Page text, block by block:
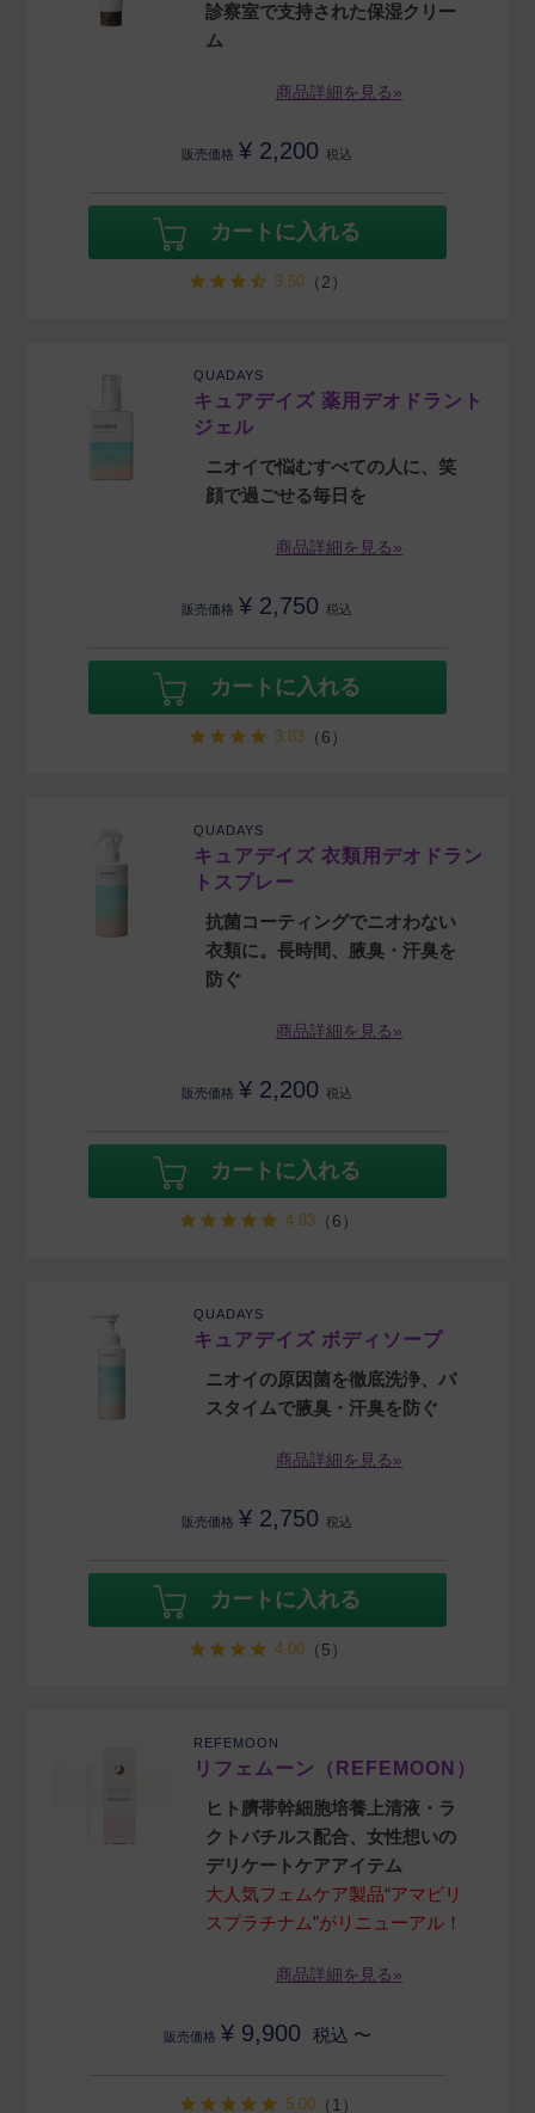
診察室で支持された保湿クリー
ム
商品詳細を見る»
販売価格 ¥ 2,200 税込
カートに入れる
3.50 （2）
QUADAYS
キュアデイズ 薬用デオドラント
ジェル
ニオイで悩むすべての人に、笑
顔で過ごせる毎日を
商品詳細を見る»
販売価格 ¥ 2,750 税込
カートに入れる
3.83 （6）
QUADAYS
キュアデイズ 衣類用デオドラン
トスプレー
抗菌コーティングでニオわない
衣類に。長時間、腋臭・汗臭を
防ぐ
商品詳細を見る»
販売価格 ¥ 2,200 税込
カートに入れる
4.83（6）
QUADAYS
キュアデイズ ボディソープ
ニオイの原因菌を徹底洗浄、バ
スタイムで腋臭・汗臭を防ぐ
商品詳細を見る»
販売価格 ¥ 2,750 税込
カートに入れる
4.00 （5）
REFEMOON
リフェムーン（REFEMOON）
ヒト臍帯幹細胞培養上清液・ラ
クトバチルス配合、女性想いの
デリケートケアアイテム
大人気フェムケア製品“アマビリ
スプラチナム”がリニューアル！
商品詳細を見る»
販売価格 ¥ 9,900 税込 〜
5.00（1）